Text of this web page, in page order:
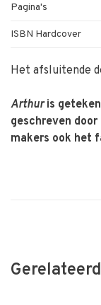
Pagina's
ISBN Hardcover
Het afsluitende
Arthuris
geschreven
makers ook het